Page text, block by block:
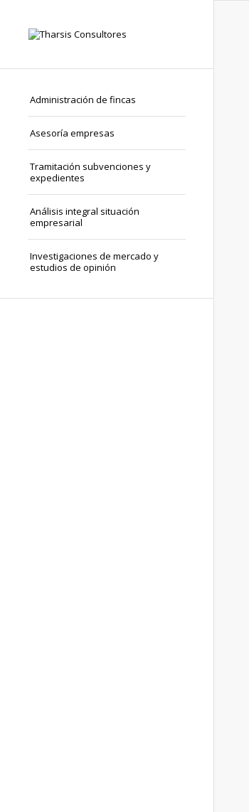
Administración de fincas
Asesoría empresas
Tramitación subvenciones y
expedientes
Análisis integral situación
empresarial
Investigaciones de mercado y
estudios de opinión